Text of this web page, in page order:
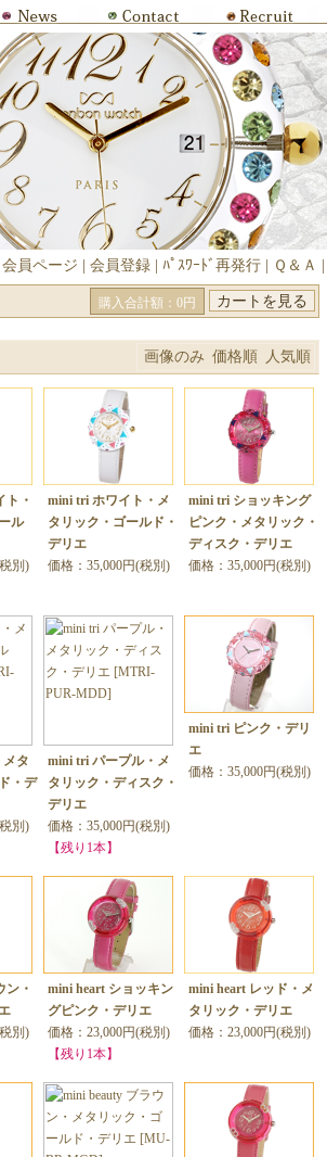
会員ページ 会員登録 ﾊﾟｽﾜｰﾄﾞ再発行 Ｑ＆Ａ
購入合計額：0円
画像のみ 価格順 人気順
ト・
ル
別)
mini tri ホワイト・メ
タリック・ゴールド・
デリエ
価格：35,000円(税別)
mini tri ショッキング
ピンク・メタリック・
ディスク・デリエ
価格：35,000円(税別)
タ
・デ
別)
mini tri パープル・メ
タリック・ディスク・
デリエ
価格：35,000円(税別)
【残り1本】
mini tri ピンク・デリ
エ
価格：35,000円(税別)
ン・
別)
mini heart ショッキン
グピンク・デリエ
価格：23,000円(税別)
【残り1本】
mini heart レッド・メ
タリック・デリエ
価格：23,000円(税別)